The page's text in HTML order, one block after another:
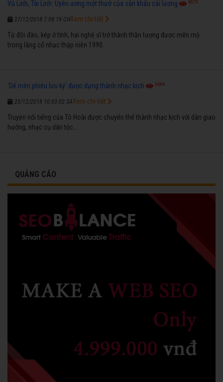
Vũ Linh, Tài Linh: Uyên ương một thưở của sân khấu cải lương 6573
27/12/2018 7:08:19 CH
Từ đôi đào, kép ở tỉnh, hai nghệ sĩ trở thành thần tượng được mến mộ
trong làng cổ nhạc thập niên 1990.
Xem chi tiết
'Dế mèn phiêu lưu ký' được dựng thành nhạc kịch 3664
25/12/2018 10:03:02 SA
Truyện nổi tiếng của Tô Hoài được chuyển thể thành nhạc kịch với dàn giao
hưởng, nhạc cụ dân tộc...
Xem chi tiết
QUẢNG CÁO